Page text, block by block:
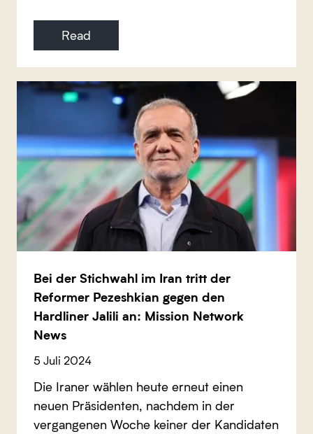
Read
Bei der Stichwahl im Iran tritt der
Reformer Pezeshkian gegen den
Hardliner Jalili an: Mission Network
News
5 Juli 2024
Die Iraner wählen heute erneut einen
neuen Präsidenten, nachdem in der
vergangenen Woche keiner der Kandidaten